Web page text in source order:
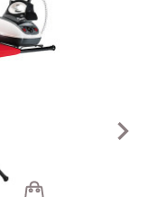
navigate_next